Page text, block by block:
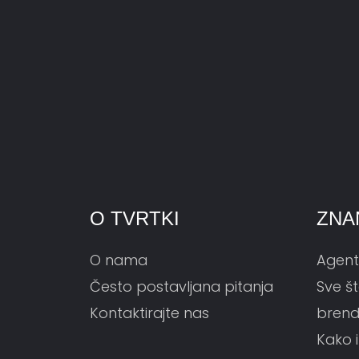
O TVRTKI
O nama
Često postavljana pitanja
Kontaktirajte nas
Sve
Kako